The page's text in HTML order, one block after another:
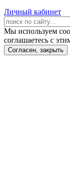
Личный кабинет
Мы используем
соглашаетесь с
Согласен, закрыть